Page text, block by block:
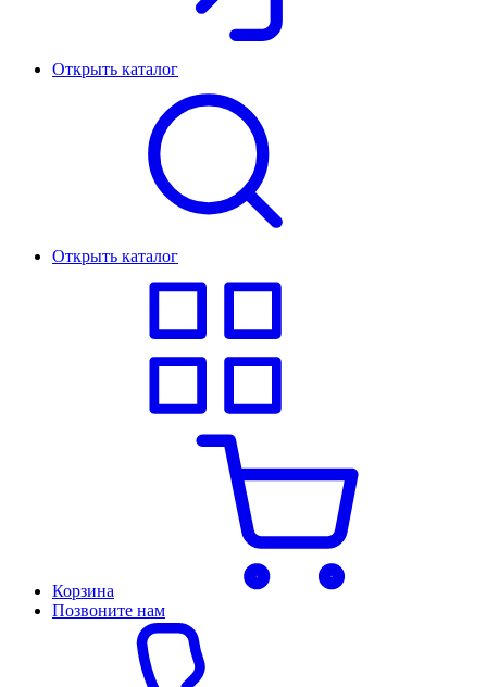
Открыть каталог
Открыть каталог
Корзина
Позвоните нам